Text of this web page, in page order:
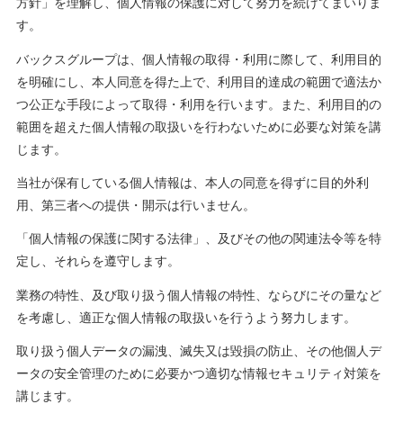
方針」を理解し、個人情報の保護に対して努力を続けてまいりま
す。
バックスグループは、個人情報の取得・利用に際して、利用目的
を明確にし、本人同意を得た上で、利用目的達成の範囲で適法か
つ公正な手段によって取得・利用を行います。また、利用目的の
範囲を超えた個人情報の取扱いを行わないために必要な対策を講
じます。
当社が保有している個人情報は、本人の同意を得ずに目的外利
用、第三者への提供・開示は行いません。
「個人情報の保護に関する法律」、及びその他の関連法令等を特
定し、それらを遵守します。
業務の特性、及び取り扱う個人情報の特性、ならびにその量など
を考慮し、適正な個人情報の取扱いを行うよう努力します。
取り扱う個人データの漏洩、滅失又は毀損の防止、その他個人デ
ータの安全管理のために必要かつ適切な情報セキュリティ対策を
講じます。